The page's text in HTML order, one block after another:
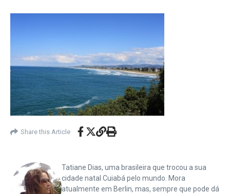
Share this Article
Tatiane Dias, uma brasileira que trocou a sua
cidade natal Cuiabá pelo mundo. Mora
atualmente em Berlin, mas, sempre que pode dá